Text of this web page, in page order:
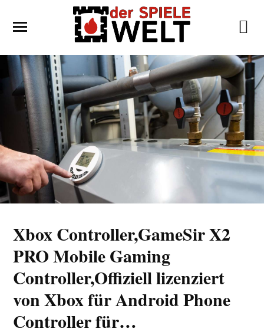
Xbox Controller,GameSir X2
PRO Mobile Gaming
Controller,Offiziell lizenziert
von Xbox für Android Phone
Controller für…